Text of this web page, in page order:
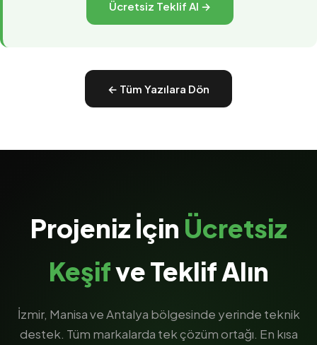
Ücretsiz Teklif Al →
← Tüm Yazılara Dön
Projeniz İçin Ücretsiz
Keşifve Teklif Alın
İzmir, Manisa ve Antalya bölgesinde yerinde teknik
destek. Tüm markalarda tek çözüm ortağı. En kısa